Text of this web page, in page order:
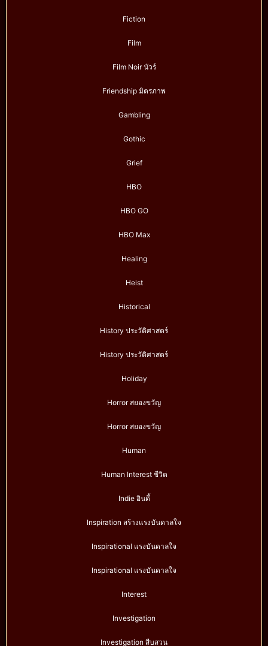
Fiction
Film
Film Noir นัวร์
Friendship มิตรภาพ
Gambling
Gothic
Grief
HBO
HBO GO
HBO Max
Healing
Heist
Historical
History ประวัติศาสตร์
History ประวัติศาสตร์
Holiday
Horror สยองขวัญ
Horror สยองขวัญ
Human
Human Interest ชีวิต
Indie อินดี้
Inspiration สร้างแรงบันดาลใจ
Inspirational แรงบันดาลใจ
Inspirational แรงบันดาลใจ
Interest
Investigation
Investigation สืบสวน